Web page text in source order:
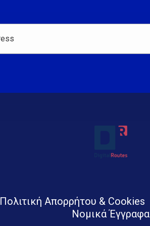
Πολιτική Απορρήτου & Cookies
Νομικά Έγγραφα